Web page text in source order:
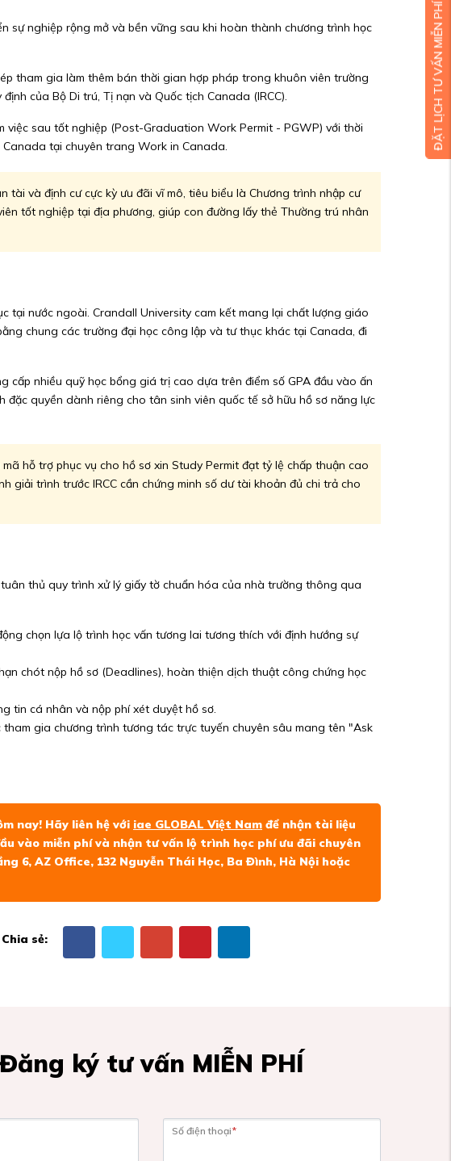
sự nghiệp rộng mở và bền vững sau khi hoàn thành chương trình học
tham gia làm thêm bán thời gian hợp pháp trong khuôn viên trường
của Bộ Di trú, Tị nạn và Quốc tịch Canada (IRCC).
việc sau tốt nghiệp (Post-Graduation Work Permit - PGWP) với thời
Canada tại chuyên trang Work in Canada.
và định cư cực kỳ ưu đãi vĩ mô, tiêu biểu là Chương trình nhập cư
tốt nghiệp tại địa phương, giúp con đường lấy thẻ Thường trú nhân
nước ngoài. Crandall University cam kết mang lại chất lượng giáo
chung các trường đại học công lập và tư thục khác tại Canada, đi
nhiều quỹ học bổng giá trị cao dựa trên điểm số GPA đầu vào ấn
quyền dành riêng cho tân sinh viên quốc tế sở hữu hồ sơ năng lực
hỗ trợ phục vụ cho hồ sơ xin Study Permit đạt tỷ lệ chấp thuận cao
giải trình trước IRCC cần chứng minh số dư tài khoản đủ chi trả cho
thủ quy trình xử lý giấy tờ chuẩn hóa của nhà trường thông qua
chọn lựa lộ trình học vấn tương lai tương thích với định hướng sự
chót nộp hồ sơ (Deadlines), hoàn thiện dịch thuật công chứng học
tin cá nhân và nộp phí xét duyệt hồ sơ.
gia chương trình tương tác trực tuyến chuyên sâu mang tên "Ask
nay! Hãy liên hệ với iae GLOBAL Việt Nam để nhận tài liệu
vào miễn phí và nhận tư vấn lộ trình học phí ưu đãi chuyên
6, AZ Office, 132 Nguyễn Thái Học, Ba Đình, Hà Nội hoặc
Chia sẻ:
ký tư vấn MIỄN PHÍ
Số điện thoại*
ĐẶT LỊCH TƯ VẤN MIỄN PHÍ